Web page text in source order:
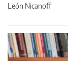
León Nicanoff